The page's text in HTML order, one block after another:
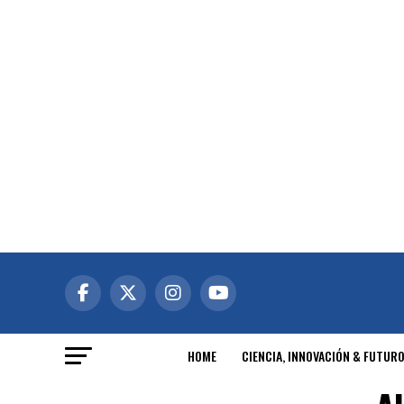
HOME CIENCIA, INNOVACIÓN & FUTURO